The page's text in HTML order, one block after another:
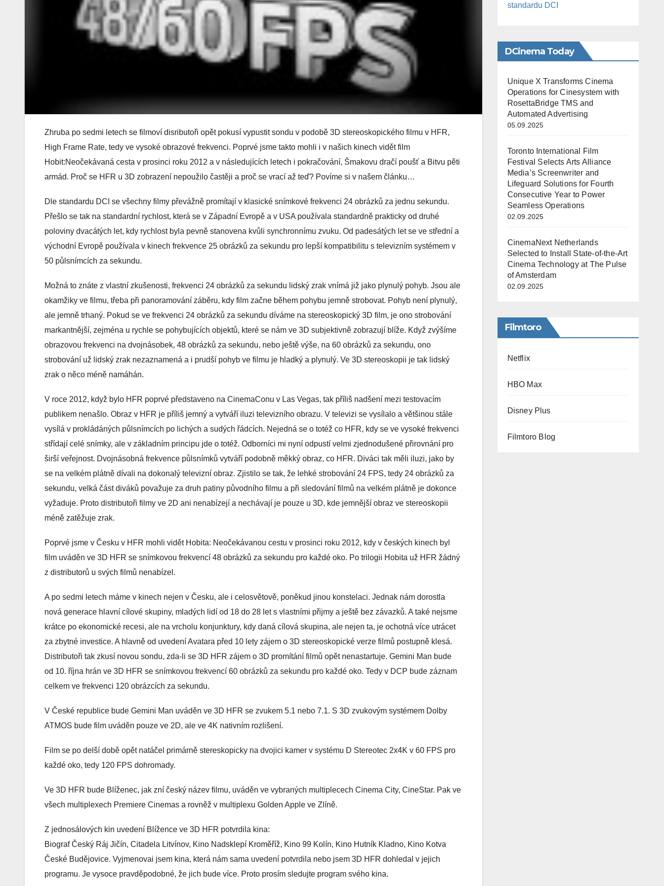
Zhruba po sedmi letech se filmoví disributoři opět pokusí vypustit sondu v podobě 3D stereoskopického filmu v HFR,
High Frame Rate, tedy ve vysoké obrazové frekvenci. Poprvé jsme takto mohli i v našich kinech vidět film
Hobit:Neočekávaná cesta v prosinci roku 2012 a v následujících letech i pokračování, Šmakovu dračí poušť a Bitvu pěti
armád. Proč se HFR u 3D zobrazení nepoužilo častěji a proč se vrací až teď? Povíme si v našem článku…
Dle standardu DCI se všechny filmy převážně promítají v klasické snímkové frekvenci 24 obrázků za jednu sekundu.
Přešlo se tak na standardní rychlost, která se v Západní Evropě a v USA používala standardně prakticky od druhé
poloviny dvacátých let, kdy rychlost byla pevně stanovena kvůli synchronnímu zvuku. Od padesátých let se ve střední a
východní Evropě používala v kinech frekvence 25 obrázků za sekundu pro lepší kompatibilitu s televizním systémem v
50 půlsnímcích za sekundu.
Možná to znáte z vlastní zkušenosti, frekvenci 24 obrázků za sekundu lidský zrak vnímá již jako plynulý pohyb. Jsou ale
okamžiky ve filmu, třeba při panoramování záběru, kdy film začne během pohybu jemně strobovat. Pohyb není plynulý,
ale jemně trhaný. Pokud se ve frekvenci 24 obrázků za sekundu díváme na stereoskopický 3D film, je ono strobování
markantnější, zejména u rychle se pohybujících objektů, které se nám ve 3D subjektivně zobrazují blíže. Když zvýšíme
obrazovou frekvenci na dvojnásobek, 48 obrázků za sekundu, nebo ještě výše, na 60 obrázků za sekundu, ono
strobování už lidský zrak nezaznamená a i prudší pohyb ve filmu je hladký a plynulý. Ve 3D stereoskopii je tak lidský
zrak o něco méně namáhán.
V roce 2012, když bylo HFR poprvé představeno na CinemaConu v Las Vegas, tak příliš nadšení mezi testovacím
publikem nenašlo. Obraz v HFR je příliš jemný a vytváří iluzi televizního obrazu. V televizi se vysílalo a většinou stále
vysílá v prokládáných půlsnímcích po lichých a sudých řádcích. Nejedná se o totéž co HFR, kdy se ve vysoké frekvenci
střídají celé snímky, ale v základním principu jde o totéž. Odborníci mi nyní odpustí velmi zjednodušené přirovnání pro
širší veřejnost. Dvojnásobná frekvence půlsnímků vytváří podobně měkký obraz, co HFR. Diváci tak měli iluzi, jako by
se na velkém plátně dívali na dokonalý televizní obraz. Zjistilo se tak, že lehké strobování 24 FPS, tedy 24 obrázků za
sekundu, velká část diváků považuje za druh patiny původního filmu a při sledování filmů na velkém plátně je dokonce
vyžaduje. Proto distributoři filmy ve 2D ani nenabízejí a nechávají je pouze u 3D, kde jemnější obraz ve stereoskopii
méně zatěžuje zrak.
Poprvé jsme v Česku v HFR mohli vidět Hobita: Neočekávanou cestu v prosinci roku 2012, kdy v českých kinech byl
film uváděn ve 3D HFR se snímkovou frekvencí 48 obrázků za sekundu pro každé oko. Po trilogii Hobita už HFR žádný
z distributorů u svých filmů nenabízel.
A po sedmi letech máme v kinech nejen v Česku, ale i celosvětově, poněkud jinou konstelaci. Jednak nám dorostla
nová generace hlavní cílové skupiny, mladých lidí od 18 do 28 let s vlastními přijmy a ještě bez závazků. A také nejsme
krátce po ekonomické recesi, ale na vrcholu konjunktury, kdy daná cílová skupina, ale nejen ta, je ochotná více utrácet
za zbytné investice. A hlavně od uvedení Avatara před 10 lety zájem o 3D stereoskopické verze filmů postupně klesá.
Distributoři tak zkusí novou sondu, zda-li se 3D HFR zájem o 3D promítání filmů opět nenastartuje. Gemini Man bude
od 10. října hrán ve 3D HFR se snímkovou frekvencí 60 obrázků za sekundu pro každé oko. Tedy v DCP bude záznam
celkem ve frekvenci 120 obrázcích za sekundu.
V České republice bude Gemini Man uváděn ve 3D HFR se zvukem 5.1 nebo 7.1. S 3D zvukovým systémem Dolby
ATMOS bude film uváděn pouze ve 2D, ale ve 4K nativním rozlišení.
Film se po delší době opět natáčel primárně stereskopicky na dvojici kamer v systému D Stereotec 2x4K v 60 FPS pro
každé oko, tedy 120 FPS dohromady.
Ve 3D HFR bude Blíženec, jak zní český název filmu, uváděn ve vybraných multiplecech Cinema City, CineStar. Pak ve
všech multiplexech Premiere Cinemas a rovněž v multiplexu Golden Apple ve Zlíně.
Z jednosálových kin uvedení Blížence ve 3D HFR potvrdila kina:
Biograf Český Ráj Jičín, Citadela Litvínov, Kino Nadsklepí Kroměříž, Kino 99 Kolín, Kino Hutník Kladno, Kino Kotva
České Budějovice. Vyjmenovai jsem kina, která nám sama uvedení potvrdila nebo jsem 3D HFR dohledal v jejich
programu. Je vysoce pravděpodobné, že jich bude více. Proto prosím sledujte program svého kina.
standardu DCI
DCinema Today
Unique X Transforms Cinema
Operations for Cinesystem with
RosettaBridge TMS and
Automated Advertising
05.09.2025
Toronto International Film
Festival Selects Arts Alliance
Media’s Screenwriter and
Lifeguard Solutions for Fourth
Consecutive Year to Power
Seamless Operations
02.09.2025
CinemaNext Netherlands
Selected to Install State-of-the-Art
Cinema Technology at The Pulse
of Amsterdam
02.09.2025
Filmtoro
Netflix
HBO Max
Disney Plus
Filmtoro Blog